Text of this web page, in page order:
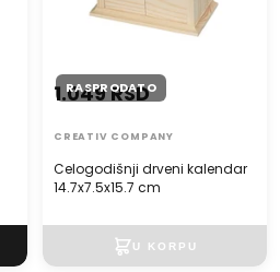
RASPRODATO
Celogodišnji drveni kalendar
14.7x7.5x15.7 cm
1.049 RSD
CREATIV COMPANY